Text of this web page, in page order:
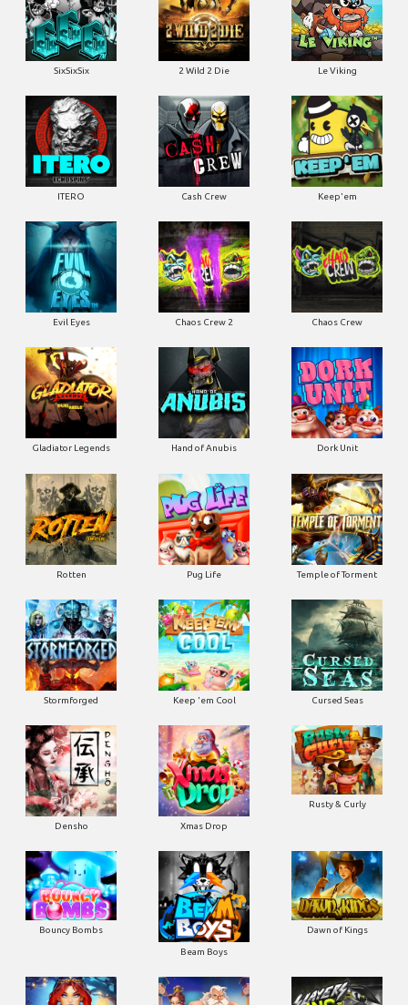
SixSixSix 2 Wild 2 Die Le Viking
ITERO Cash Crew Keep'em
Evil Eyes Chaos Crew 2 Chaos Crew
Gladiator Legends Hand of Anubis Dork Unit
Rotten Pug Life Temple of Torment
Stormforged Keep 'em Cool Cursed Seas
Densho Xmas Drop
Rusty & Curly
Bouncy Bombs
Beam Boys
Dawn of Kings